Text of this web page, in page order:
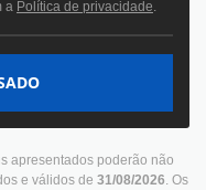
a Política de privacidade
apresentados poderão não
e válidos de 31/08/2026 . Os